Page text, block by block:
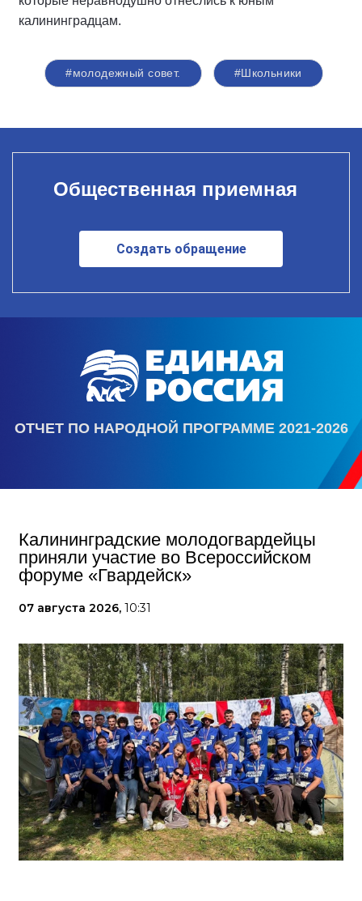
калининградцам.
#молодежный совет. #Школьники
Общественная приемная
Создать обращение
ОТЧЕТ ПО НАРОДНОЙ ПРОГРАММЕ 2021-2026
Калининградские молодогвардейцы
приняли участие во Всероссийском
форуме «Гвардейск»
07 августа 2026, 10:31